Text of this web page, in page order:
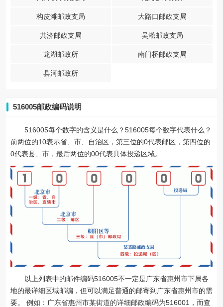
构皮滩邮政支局 大路口邮政支局
共济邮政支局 吴淞邮政支局
龙湖邮政所 南门桥邮政支局
县河邮政所
516005邮政编码说明
516005每个数字的含义是什么？516005每个数字代表什么？
前两位的10表示省、市、自治区，第三位的0代表邮区，第四位的
0代表县、市，最后两位的00代表具体投递区域。
以上列表中的邮件编码516005不一定是广东省惠州市下属各
地的最详细区域邮编，但可以满足普通的邮寄到广东省惠州市的需
要。 例如：广东省惠州市某街道的详细邮政编码为516001，而查